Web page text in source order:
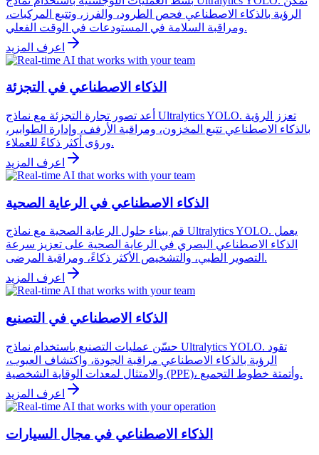
الرؤية بالذكاء الاصطناعي فحص الطرود، والفرز، وتتبع المركبات،
ومراقبة السلامة في المستودعات في الوقت الفعلي.
اعرف المزيد
الذكاء الاصطناعي في التجزئة
أعد تصور تجارة التجزئة مع نماذج Ultralytics YOLO. تعزز الرؤية
بالذكاء الاصطناعي تتبع المخزون، ومراقبة الأرفف، وإدارة الطوابير،
ورؤى أكثر ذكاءً للعملاء.
اعرف المزيد
الذكاء الاصطناعي في الرعاية الصحية
قم ببناء حلول الرعاية الصحية مع نماذج Ultralytics YOLO. يعمل
الذكاء الاصطناعي البصري في الرعاية الصحية على تعزيز سرعة
التصوير الطبي، والتشخيص الأكثر ذكاءً، ومراقبة المرضى.
اعرف المزيد
الذكاء الاصطناعي في التصنيع
حسّن عمليات التصنيع باستخدام نماذج Ultralytics YOLO. تقود
الرؤية بالذكاء الاصطناعي مراقبة الجودة، واكتشاف العيوب،
والامتثال لمعدات الوقاية الشخصية (PPE)، وأتمتة خطوط التجميع.
اعرف المزيد
الذكاء الاصطناعي في مجال السيارات